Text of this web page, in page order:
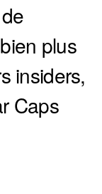
plus
insiders,
Caps